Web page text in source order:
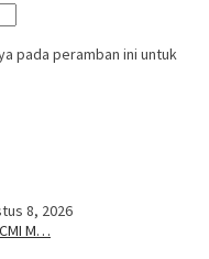
pada peramban ini untuk
8, 2026
M…